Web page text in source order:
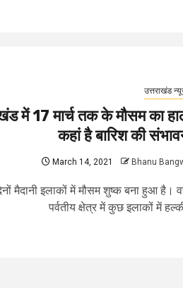
उत्तराखंड
में 17 मार्च तक के मौसम का
कहां है बारिश की
March 14, 2021 Bhanu
मैदानी इलाकों में मौसम शुष्क बना हुआ है।
पर्वतीय क्षेत्र में कुछ इलाकों में